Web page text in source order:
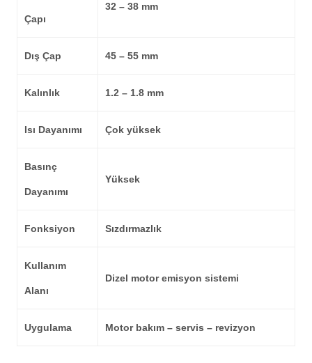
Çapı
32 – 38 mm
Dış Çap 45 – 55 mm
Kalınlık 1.2 – 1.8 mm
Isı Dayanımı Çok yüksek
Basınç
Dayanımı
Yüksek
Fonksiyon Sızdırmazlık
Kullanım
Alanı
Dizel motor emisyon sistemi
Uygulama Motor bakım – servis – revizyon